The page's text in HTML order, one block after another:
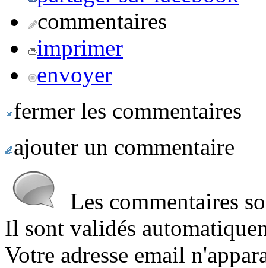
commentaires
imprimer
envoyer
fermer les commentaires
ajouter un commentaire
Les commentaires
Il sont validés
Votre adresse email